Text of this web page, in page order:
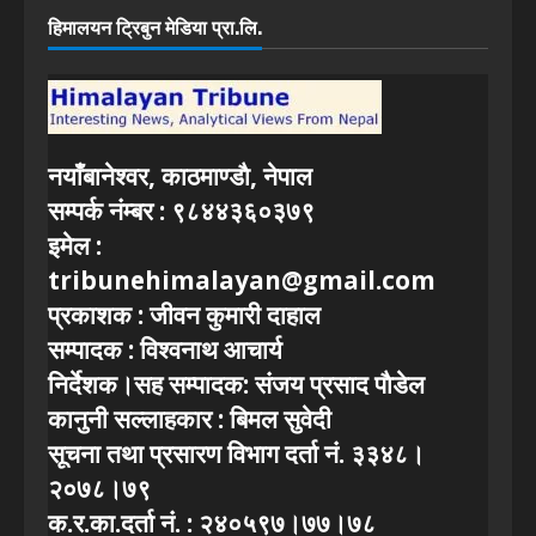
हिमालयन ट्रिबुन मेडिया प्रा.लि.
नयाँबानेश्वर, काठमाण्डाै, नेपाल
सम्पर्क नंम्बर : ९८४४३६०३७९
इमेल :
tribunehimalayan@gmail.com
प्रकाशक : जीवन कुमारी दाहाल
सम्पादक : विश्वनाथ आचार्य
निर्देशक।सह सम्पादक: संजय प्रसाद पाैडेल
कानुनी सल्लाहकार : बिमल सुवेदी
सूचना तथा प्रसारण विभाग दर्ता नं. ३३४८।
२०७८।७९
क.र.का.दर्ता नं. : २४०५९७।७७।७८